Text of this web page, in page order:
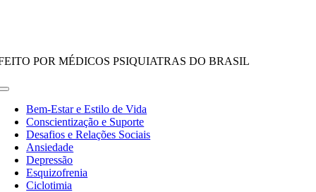
POR MÉDICOS PSIQUIATRAS DO BRASIL
Toggle
NavigationBem-Estar e Estilo de Vida
Conscientização e Suporte
Desafios e Relações Sociais
Ansiedade
Depressão
Esquizofrenia
Ciclotimia